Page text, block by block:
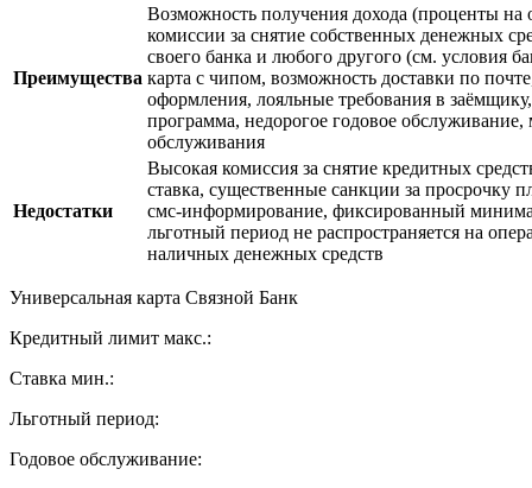
Преимущества
Возможность получения дохода (проценты на
комиссии за снятие собственных денежных
своего банка и любого другого (см. условия
карта с чипом, возможность доставки по
оформления, лояльные требования в
программа, недорогое годовое обслуживание,
обслуживания
Недостатки
Высокая комиссия за снятие кредитных
ставка, существенные санкции за просрочку
смс-информирование, фиксированный
льготный период не распространяется на
наличных денежных средств
Универсальная карта Связной Банк
Кредитный лимит макс.:
Ставка мин.:
Льготный период:
Годовое обслуживание: